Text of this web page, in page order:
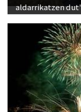
aldarrikatzen